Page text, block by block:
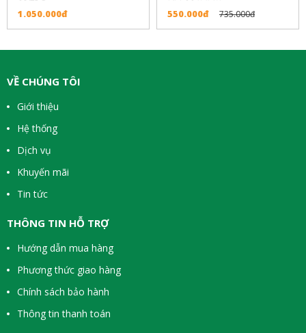
1.050.000đ 550.000đ 735.000đ
VỀ CHÚNG TÔI
Giới thiệu
Hệ thống
Dịch vụ
Khuyến mãi
Tin tức
THÔNG TIN HỖ TRỢ
Hướng dẫn mua hàng
Phương thức giao hàng
Chính sách bảo hành
Thông tin thanh toán